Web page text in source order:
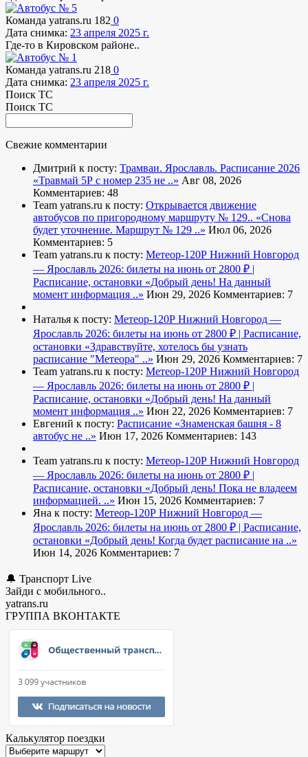
Команда yatrans.ru 182 0
Дата снимка: 23 апреля 2025 г.
Где-то в Кировском районе..
Команда yatrans.ru 218 0
Дата снимка: 23 апреля 2025 г.
Поиск ТС
Поиск ТС
Свежие комментарии
Дмитрий к посту: Трамваи. Ярославль. Расписание 2026
«Травмай 5Р с номер 235 не ..» Авг 08, 2026
Комментариев: 48
Team yatrans.ru к посту: Открывается движение
автобусов по пригородному маршруту № 129.. «Снова
будет уточнение. Маршрут № 129 ..» Июл 06, 2026
Комментариев: 5
Team yatrans.ru к посту: Метеор-120Р Нижний Новгород
— Ярославль 2026: билеты на июнь от 2800 ₽ |
Расписание, остановки «Добрый день! На данный
момент информация ..» Июн 29, 2026 Комментариев: 7
Наталья к посту: Метеор-120Р Нижний Новгород —
Ярославль 2026: билеты на июнь от 2800 ₽ | Расписание,
остановки «Здравствуйте, хотелось бы узнать
расписание "Метеора" ..» Июн 29, 2026 Комментариев: 7
Team yatrans.ru к посту: Метеор-120Р Нижний Новгород
— Ярославль 2026: билеты на июнь от 2800 ₽ |
Расписание, остановки «Добрый день! На данный
момент информация ..» Июн 22, 2026 Комментариев: 7
Евгений к посту: Расписание «Знаменская башня - 8
автобус не ..» Июн 17, 2026 Комментариев: 143
Team yatrans.ru к посту: Метеор-120Р Нижний Новгород
— Ярославль 2026: билеты на июнь от 2800 ₽ |
Расписание, остановки «Добрый день! Пока не владеем
информацией. ..» Июн 15, 2026 Комментариев: 7
Яна к посту: Метеор-120Р Нижний Новгород —
Ярославль 2026: билеты на июнь от 2800 ₽ | Расписание,
остановки «Добрый день! Когда будет расписание на ..»
Июн 14, 2026 Комментариев: 7
🔔 Транспорт Live
Зайди с мобильного..
yatrans.ru
ГРУППА ВКОНТАКТЕ
Калькулятор поездки